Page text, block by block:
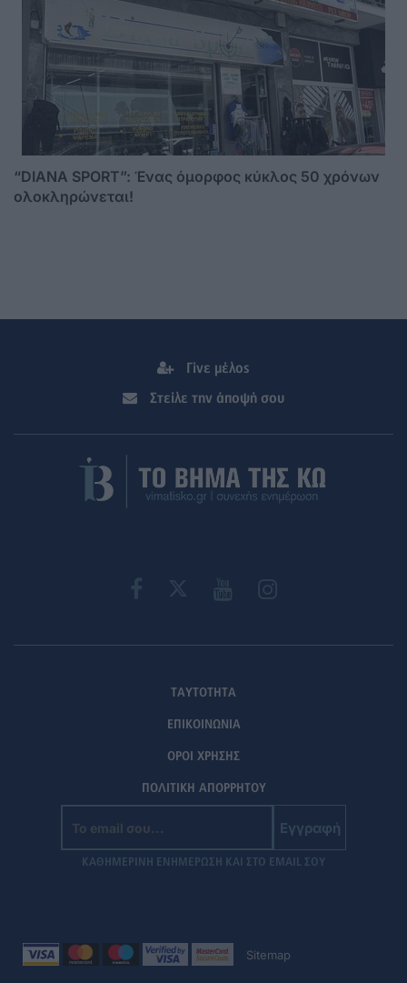
“DIANA SPORT”: Ένας όμορφος κύκλος 50 χρόνων
ολοκληρώνεται!
Γίνε μέλος
Στείλε την άποψή σου
ΤΑΥΤΟΤΗΤΑ
ΕΠΙΚΟΙΝΩΝΙΑ
ΟΡΟΙ ΧΡΗΣΗΣ
ΠΟΛΙΤΙΚΗ ΑΠΟΡΡΗΤΟΥ
Εγγραφή
ΚΑΘΗΜΕΡΙΝΗ ΕΝΗΜΕΡΩΣΗ ΚΑΙ ΣΤΟ EMAIL ΣΟΥ
Sitemap